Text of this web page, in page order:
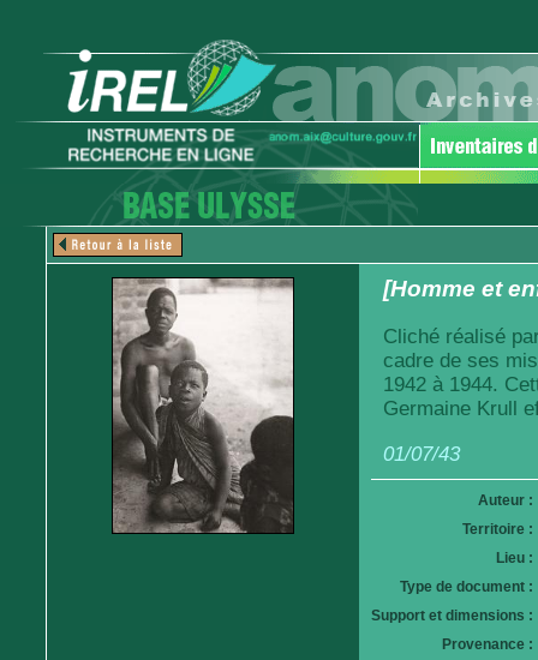
[Homme et
Cliché réalisé
cadre de ses
1942 à 1944.
Germaine Krull
01/07/43
Auteur :
Territoire :
Lieu :
Type de document :
Support et dimensions :
Provenance :